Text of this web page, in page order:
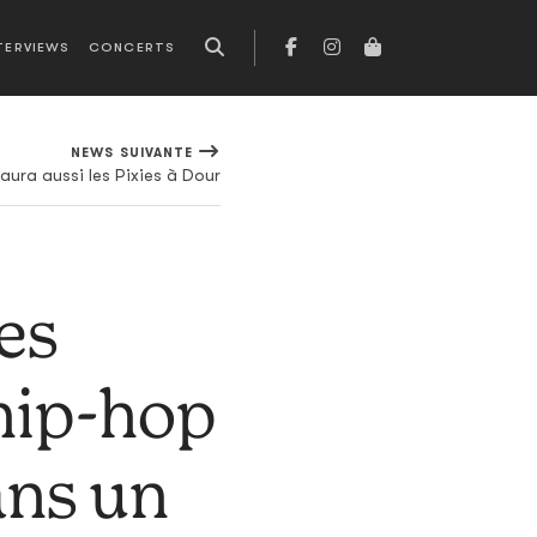
CONCERTS
NEWS SUIVANTE
aussi les Pixies à Dour
hop
un